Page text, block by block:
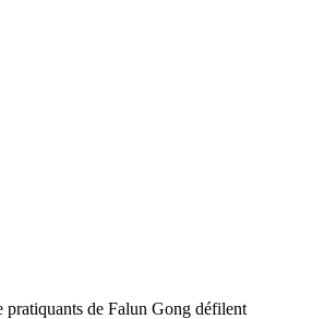
pratiquants de Falun Gong défilent